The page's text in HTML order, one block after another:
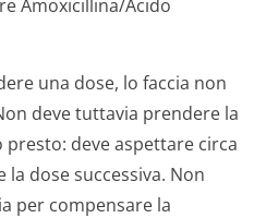
Amoxicillina/Acido
una dose, lo faccia non
deve tuttavia prendere la
deve aspettare circa
dose successiva. Non
per compensare la